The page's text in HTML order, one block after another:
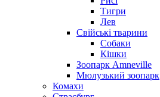
Тигри
Лев
Свійські тварини
Собаки
Кішки
Зоопарк Amneville
Мюлузький зоопарк
Комахи